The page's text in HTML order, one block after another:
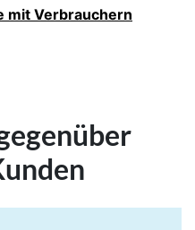
mit Verbrauchern